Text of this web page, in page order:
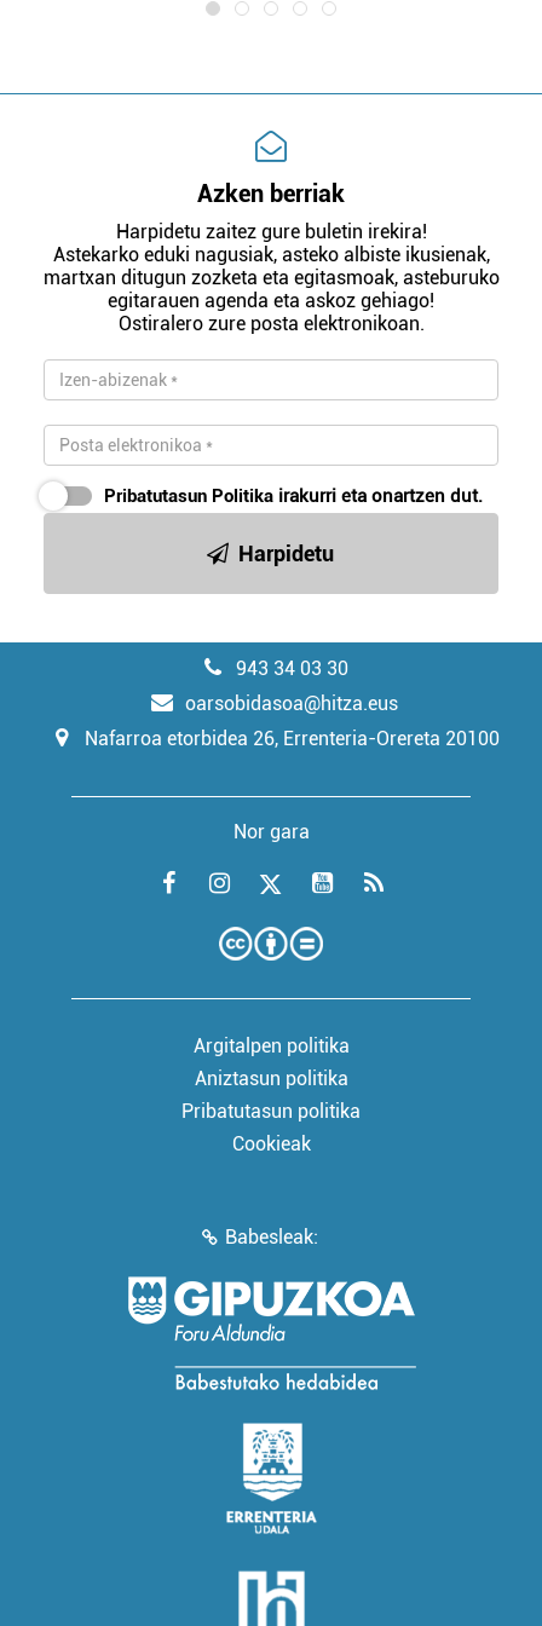
Azken berriak
Harpidetu zaitez gure buletin irekira!
Astekarko eduki nagusiak, asteko albiste ikusienak,
martxan ditugun zozketa eta egitasmoak, asteburuko
egitarauen agenda eta askoz gehiago!
Ostiralero zure posta elektronikoan.
Pribatutasun Politika irakurri eta onartzen dut.
Harpidetu
943 34 03 30
oarsobidasoa@hitza.eus
Nafarroa etorbidea 26, Errenteria-Orereta 20100
Nor gara
Argitalpen politika
Aniztasun politika
Pribatutasun politika
Cookieak
Babesleak: